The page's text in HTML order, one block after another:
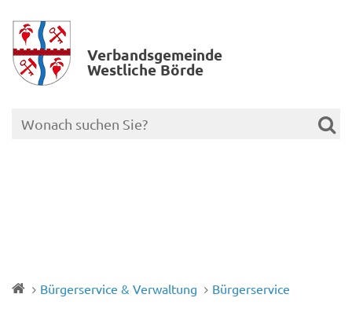
Verbands­gemeinde
Westliche Börde
Bürgerservice & Verwaltung Bürgerservice